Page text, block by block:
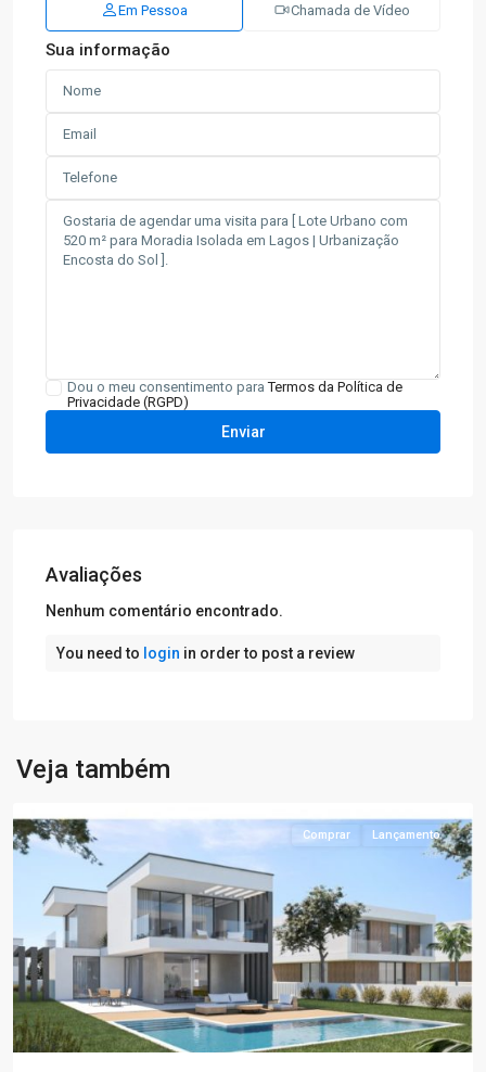
Em Pessoa Chamada de Vídeo
Sua informação
Dou o meu consentimento paraTermos da Política de
Privacidade (RGPD)
Avaliações
Nenhum comentário encontrado.
You need to login in order to post a review
Veja também
Lagos
Comprar Lançamento